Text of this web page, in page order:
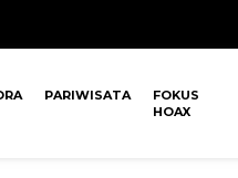
PARIWISATA
FOKUS
HOAX